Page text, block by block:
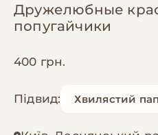
Дружелюбные
попугайчики
400 грн.
Підвид: Хвилястий